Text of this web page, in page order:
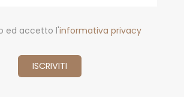
ed accetto l'informativa privacy